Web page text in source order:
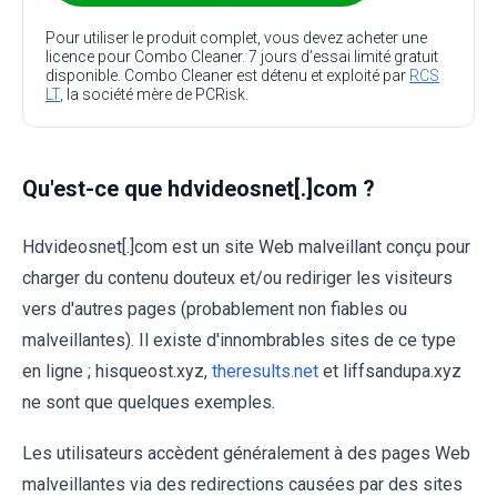
Pour utiliser le produit complet, vous devez acheter une
licence pour Combo Cleaner. 7 jours d’essai limité gratuit
disponible. Combo Cleaner est détenu et exploité par RCS
LT, la société mère de PCRisk.
Qu'est-ce que hdvideosnet[.]com ?
Hdvideosnet[.]com est un site Web malveillant conçu pour
charger du contenu douteux et/ou rediriger les visiteurs
vers d'autres pages (probablement non fiables ou
malveillantes). Il existe d'innombrables sites de ce type
en ligne ; hisqueost.xyz, theresults.net et liffsandupa.xyz
ne sont que quelques exemples.
Les utilisateurs accèdent généralement à des pages Web
malveillantes via des redirections causées par des sites